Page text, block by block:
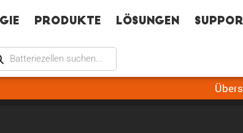
Produkte Lösungen